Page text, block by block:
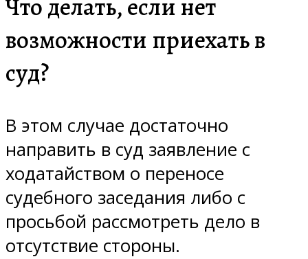
Что делать, если нет
возможности приехать в
суд?
В этом случае достаточно
направить в суд заявление с
ходатайством о переносе
судебного заседания либо с
просьбой рассмотреть дело в
отсутствие стороны.